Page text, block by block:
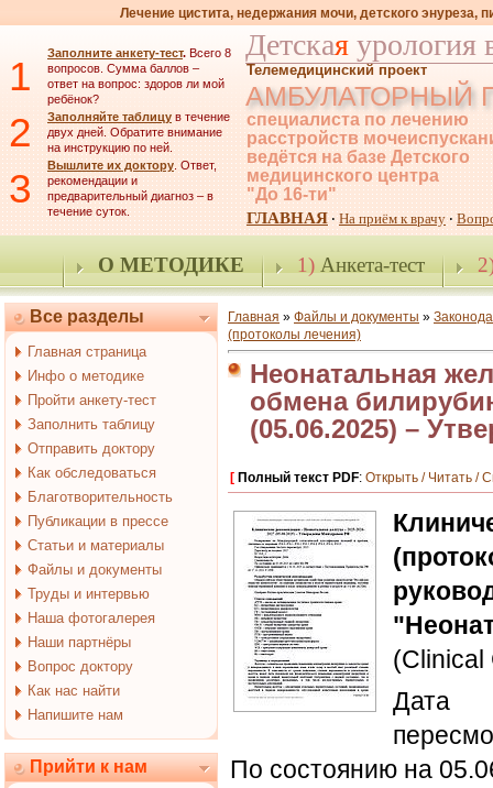
Лечение цистита, недержания мочи, детского энуреза,
1 Заполните анкету-тест. Всего 8
вопросов. Сумма баллов –
ответ на вопрос: здоров ли мой
ребёнок?
2 Заполняйте таблицу в течение
двух дней. Обратите внимание
на инструкцию по ней.
3 Вышлите их доктору. Ответ,
рекомендации и
предварительный диагноз – в
течение суток.
Детская урология
Телемедицинский проект
АМБУЛАТОРНЫЙ
специалиста по лечению
расстройств
ведётся на базе Детского
медицинского центра
"До 16-ти"
ГЛАВНАЯ · На приём к врачу ·
О МЕТОДИКЕ 1)Анкета-тест
Все разделы
Главная страница
Инфо о методике
Пройти анкету-тест
Заполнить таблицу
Отправить доктору
Как обследоваться
Благотворительность
Публикации в прессе
Статьи и материалы
Файлы и документы
Труды и интервью
Наша фотогалерея
Наши партнёры
Вопрос доктору
Как нас найти
Напишите нам
Прийти к нам
Главная » Файлы и документы »
(протоколы лечения)
Неонатальная
обмена
(05.06.2025) –
[ Полный текст PDF: Открыть / Читать /
(Clinical
Дата
По состоянию на